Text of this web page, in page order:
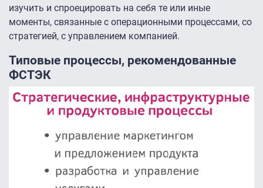
изучить и спроецировать на себя те или иные
моменты, связанные с операционными процессами, со
стратегией, с управлением компанией.
Типовые процессы, рекомендованные
ФСТЭК